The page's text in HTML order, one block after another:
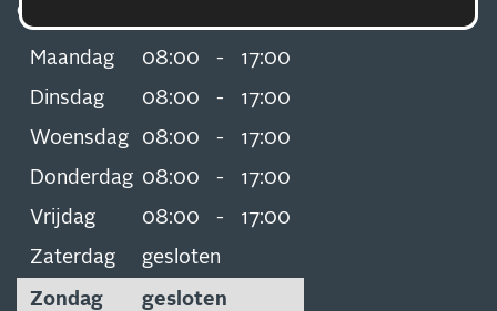
Openingstijden
Maandag 08:00 -
17:00
Dinsdag
08:00 -
17:00
Woensdag
08:00 -
17:00
Donderdag 08:00 -
17:00
Vrijdag
08:00 -
17:00
Zaterdag
gesloten
Zondag gesloten